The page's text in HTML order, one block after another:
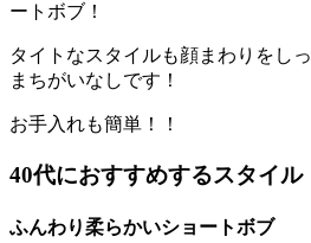
ートボブ！
タイトなスタイルも顔まわりをし
まちがいなしです！
お手入れも簡単！！
40代におすすめするスタイル
ふんわり柔らかいショートボブ